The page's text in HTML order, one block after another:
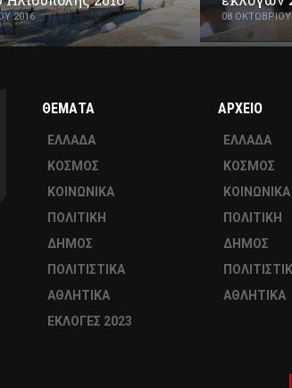
2016 08 ΟΚΤΩΒΡΊΟΥ
ΘΕΜΑΤΑ
ΕΛΛΑΔΑ
ΚΟΣΜΟΣ
ΚΟΙΝΩΝΙΚΑ
ΠΟΛΙΤΙΚΗ
ΔΗΜΟΣ
ΠΟΛΙΤΙΣΤΙΚΑ
ΑΘΛΗΤΙΚΑ
ΕΚΛΟΓΕΣ 2023
ΑΡΧΕΙΟ
ΕΛΛΑΔΑ
ΚΟΣΜΟΣ
ΚΟΙΝΩΝΙΚΑ
ΠΟΛΙΤΙΚΗ
ΔΗΜΟΣ
ΑΘΛΗΤΙΚΑ